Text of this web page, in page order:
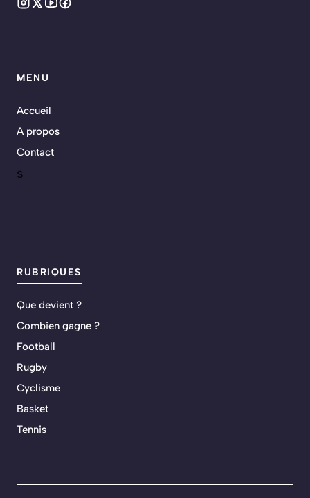
MENU
Accueil
A propos
Contact
s
RUBRIQUES
Que devient ?
Combien gagne ?
Football
Rugby
Cyclisme
Basket
Tennis